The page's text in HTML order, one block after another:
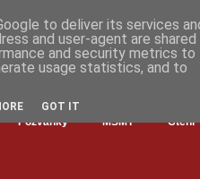
Pozvánky MŠMT Čtení
to deliver its services
and user-agent are shared
and security metrics to
usage statistics, and to
GOT IT